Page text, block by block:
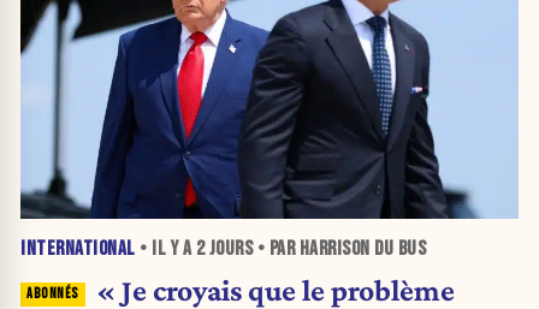
INTERNATIONAL • IL Y A 2 JOURS• PAR HARRISON DU BUS
« Je croyais que le problème